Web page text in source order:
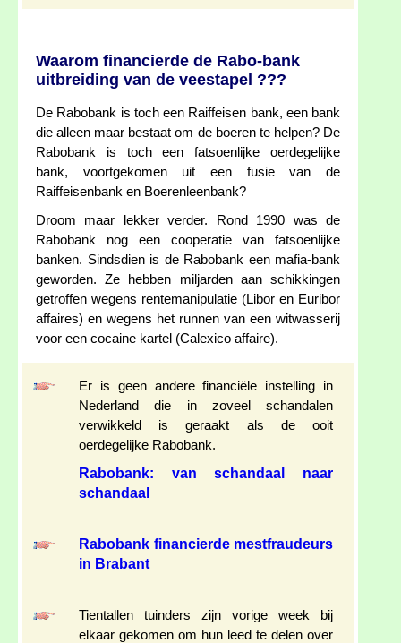
Waarom financierde de Rabo-bank
uitbreiding van de veestapel ???
De Rabobank is toch een Raiffeisen bank, een bank
die alleen maar bestaat om de boeren te helpen? De
Rabobank is toch een fatsoenlijke oerdegelijke
bank, voortgekomen uit een fusie van de
Raiffeisenbank en Boerenleenbank?
Droom maar lekker verder. Rond 1990 was de
Rabobank nog een cooperatie van fatsoenlijke
banken. Sindsdien is de Rabobank een mafia-bank
geworden. Ze hebben miljarden aan schikkingen
getroffen wegens rentemanipulatie (Libor en Euribor
affaires) en wegens het runnen van een witwasserij
voor een cocaine kartel (Calexico affaire).
Er is geen andere financiële instelling in
Nederland die in zoveel schandalen
verwikkeld is geraakt als de ooit
oerdegelijke Rabobank.
Rabobank: van schandaal naar
schandaal
Rabobank financierde mestfraudeurs
in Brabant
Tientallen tuinders zijn vorige week bij
elkaar gekomen om hun leed te delen over